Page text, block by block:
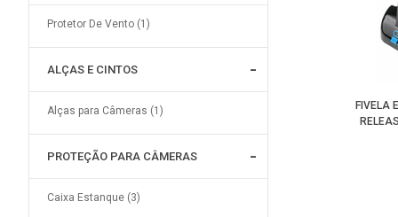
Protetor De Vento (1)
ALÇAS E CINTOS
Alças para Câmeras (1)
PROTEÇÃO PARA CÂMERAS
Caixa Estanque (3)
FIVELA